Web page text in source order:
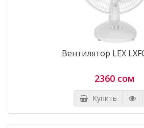
Вентилятор LEX
2360 сом
Купить